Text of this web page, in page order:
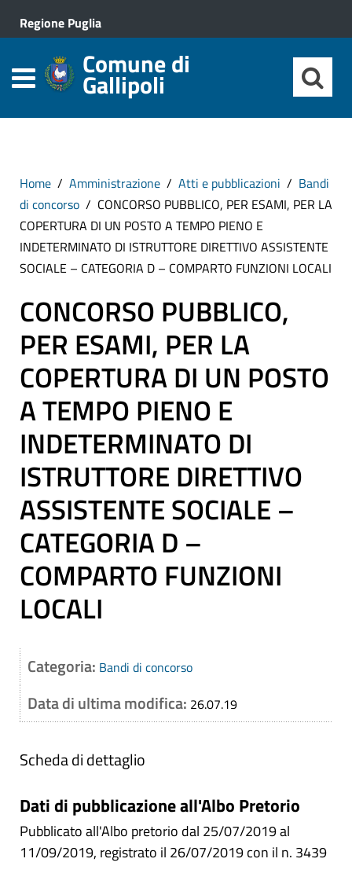
Regione Puglia
Comune di
Gallipoli
Home Amministrazione Atti e pubblicazioni
Bandi
di concorso
CONCORSO PUBBLICO, PER ESAMI, PER LA
COPERTURA DI UN POSTO A TEMPO PIENO E
INDETERMINATO DI ISTRUTTORE DIRETTIVO ASSISTENTE
SOCIALE – CATEGORIA D – COMPARTO FUNZIONI LOCALI
CONCORSO PUBBLICO,
PER ESAMI, PER LA
COPERTURA DI UN POSTO
A TEMPO PIENO E
INDETERMINATO DI
ISTRUTTORE DIRETTIVO
ASSISTENTE SOCIALE –
CATEGORIA D –
COMPARTO FUNZIONI
LOCALI
Categoria: Bandi di concorso
Data di ultima modifica: 26.07.19
Scheda di dettaglio
Dati di pubblicazione all'Albo Pretorio
Pubblicato all'Albo pretorio dal 25/07/2019 al
11/09/2019, registrato il 26/07/2019 con il n. 3439